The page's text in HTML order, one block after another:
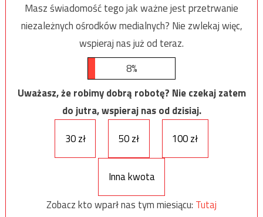
Masz świadomość tego jak ważne jest przetrwanie
niezależnych ośrodków medialnych? Nie zwlekaj więc,
wspieraj nas już od teraz.
8%
Uważasz, że robimy dobrą robotę? Nie czekaj zatem
do jutra, wspieraj nas od dzisiaj.
30 zł
50 zł 100 zł
Inna kwota
Zobacz kto wparł nas tym miesiącu: Tutaj